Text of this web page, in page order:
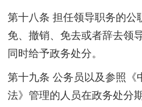
第十八条 担任领导职务的公
免、撤销、免去或者辞去领
同时给予政务处分。
第十九条 公务员以及参照《
法》管理的人员在政务处分